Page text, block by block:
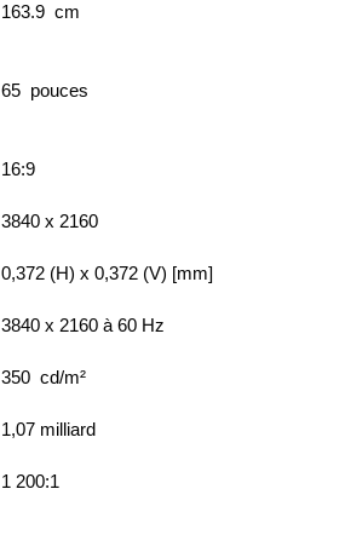
163.9 cm
65 pouces
16:9
3840 x 2160
0,372 (H) x 0,372 (V) [mm]
3840 x 2160 à 60 Hz
350 cd/m²
1,07 milliard
1 200:1